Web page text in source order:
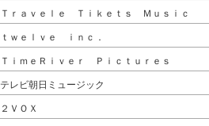
Ｔｒａｖｅｌｅ Ｔｉｋｅｔｓ Ｍｕｓｉｃ
ｔｗｅｌｖｅ ｉｎｃ．
ＴｉｍｅＲｉｖｅｒ Ｐｉｃｔｕｒｅｓ
テレビ朝日ミュージック
２ＶＯＸ